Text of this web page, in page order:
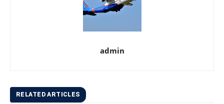
admin
RELATED ARTICLES